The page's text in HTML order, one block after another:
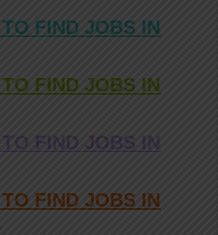
FIND JOBS IN
FIND JOBS IN
FIND JOBS IN
FIND JOBS IN